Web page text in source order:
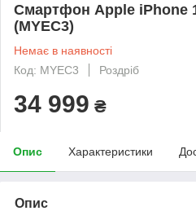
Смартфон Apple iPhone
(MYEC3)
Немає в наявності
Код: MYEC3
Роздріб
34 999 ₴
Опис Характеристики
Опис